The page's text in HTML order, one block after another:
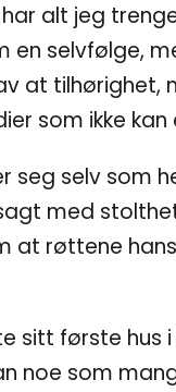
alt jeg
en selvfølge,
at tilhørighet,
som ikke
seg selv som
med
at røttene
sitt første hus i
noe som